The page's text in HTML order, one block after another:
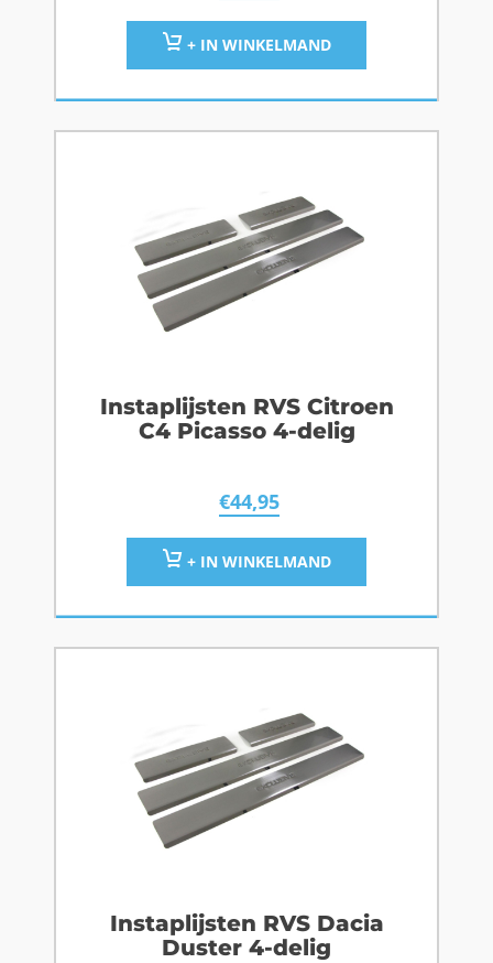
+ IN WINKELMAND
Instaplijsten RVS Citroen
C4 Picasso 4-delig
€44,95
+ IN WINKELMAND
Instaplijsten RVS Dacia
Duster 4-delig